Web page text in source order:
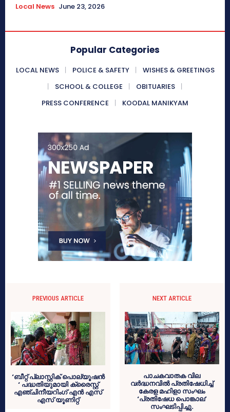
Local News June 23, 2026
Popular Categories
LOCAL NEWS POLICE & SAFETY
WISHES & GREETINGS
SCHOOL & COLLEGE
OBITUARIES
PRESS CONFERENCE
KOODAL MANIKYAM
PREVIOUS ARTICLE
‘ബീറ്റ് പ്ലാസ്റ്റിക് പൊല്യൂഷന്‍
‘ പദ്ധതിയുമായി ക്രൈസ്റ്റ്
എഞ്ചിനീയറിംഗ് എന്‍ എസ്
എസ് യൂണിറ്റ്
NEXT ARTICLE
പാചകവാതക വില
വര്‍ദ്ധനവില്‍ പ്രതിഷേധിച്ച്
കേരള മഹിളാ സംഘം
‘പ്രതിഷേധ പൊങ്കാല’
സംഘടിപ്പിച്ചു.